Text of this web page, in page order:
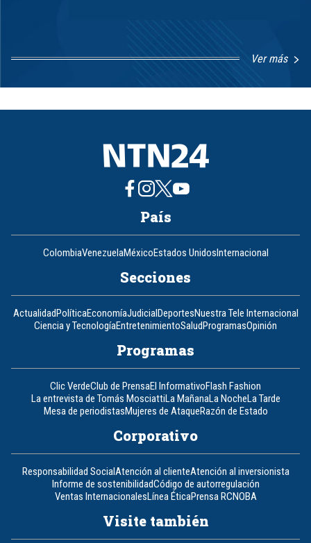
Ver más
8
País
ColombiaVenezuelaMéxicoEstados UnidosInternacional
Secciones
ActualidadPolíticaEconomíaJudicialDeportesNuestra Tele Internacional
Ciencia y TecnologíaEntretenimientoSaludProgramasOpinión
Programas
Clic VerdeClub de PrensaEl InformativoFlash Fashion
La entrevista de Tomás MosciattiLa MañanaLa NocheLa Tarde
Mesa de periodistasMujeres de AtaqueRazón de Estado
Corporativo
Responsabilidad SocialAtención al clienteAtención al inversionista
Informe de sostenibilidadCódigo de autorregulación
Ventas InternacionalesLínea ÉticaPrensa RCNOBA
Visite también